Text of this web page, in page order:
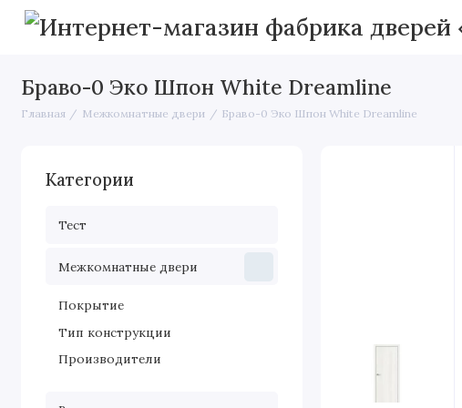
Браво-0 Эко Шпон White Dreamline
Главная Межкомнатные двери Браво-0 Эко Шпон White Dreamline
Категории
Тест
Межкомнатные двери
Покрытие
Тип конструкции
Производители